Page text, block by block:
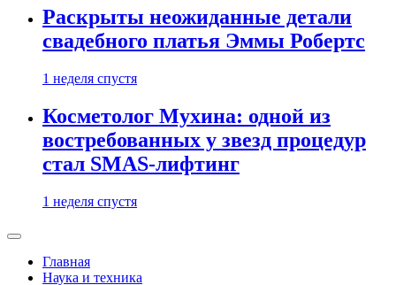
Раскрыты неожиданные детали
свадебного платья Эммы Робертс
1 неделя спустя
Косметолог Мухина: одной из
востребованных у звезд процедур
стал SMAS-лифтинг
1 неделя спустя
Главная
Наука и техника